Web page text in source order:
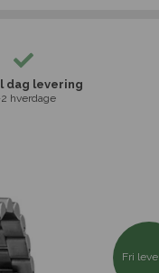
dag levering
hverdage
Fri